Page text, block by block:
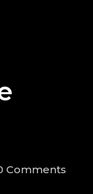
Comments